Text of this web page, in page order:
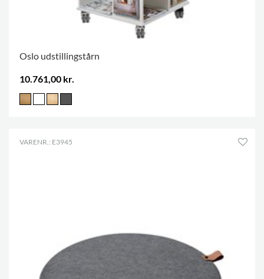
Oslo udstillingstårn
10.761,00 kr.
VARENR.: E3945